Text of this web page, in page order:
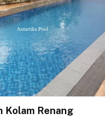
Kolam Renang